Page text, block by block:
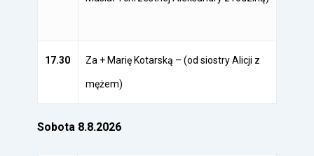
17.30 Za + Marię Kotarską – (od siostry Alicji z
mężem)
Sobota 8.8.2026